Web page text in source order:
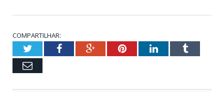
COMPARTILHAR:
TwitterFacebookGoogle+PinterestLinkedInTumblr
Email